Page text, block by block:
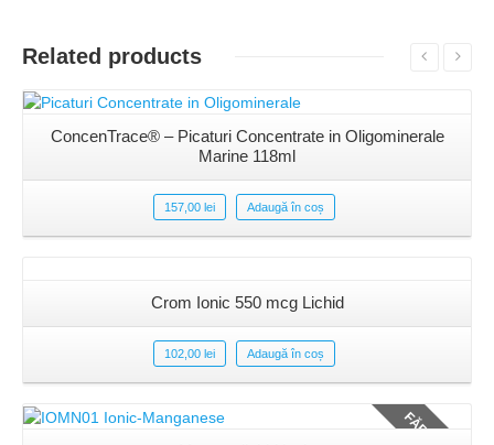
Related products
ConcenTrace® – Picaturi Concentrate in Oligominerale
Marine 118ml
157,00 lei Adaugă în coș
vezi produs
Crom Ionic 550 mcg Lichid
102,00 lei Adaugă în coș